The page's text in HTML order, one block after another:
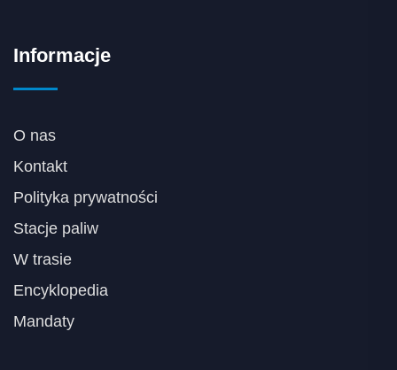
Informacje
O nas
Kontakt
Polityka prywatności
Stacje paliw
W trasie
Encyklopedia
Mandaty